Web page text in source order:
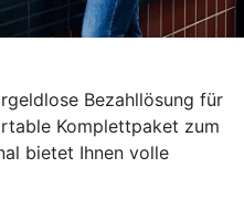
Bezahllösung für
Komplettpaket zum
bietet Ihnen volle